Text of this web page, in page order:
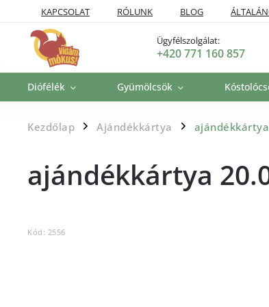
KAPCSOLAT RÓLUNK BLOG
SZÁLLÍTÁSI POLITIKA
Ügyfélszolgálat:
+420 771 160 857
Diófélék Gyümölcsök
Kezdőlap / Ajándékkártya /
ajándékkártya
Kód: 2556